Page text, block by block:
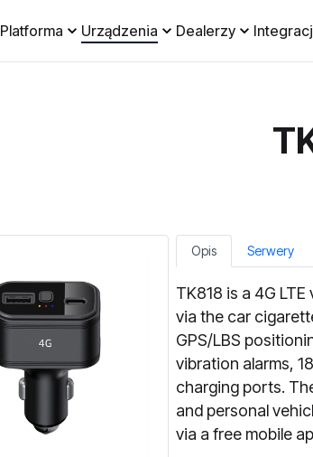
Platforma Urządzenia Dealerzy
Opis Serwery
TK818 is a 4G
via the car
GPS/LBS
vibration alarms,
charging ports.
and personal
via a free mobile